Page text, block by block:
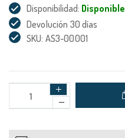
Disponibilidad: Disponible
Devolución 30 días
SKU: AS3-00001